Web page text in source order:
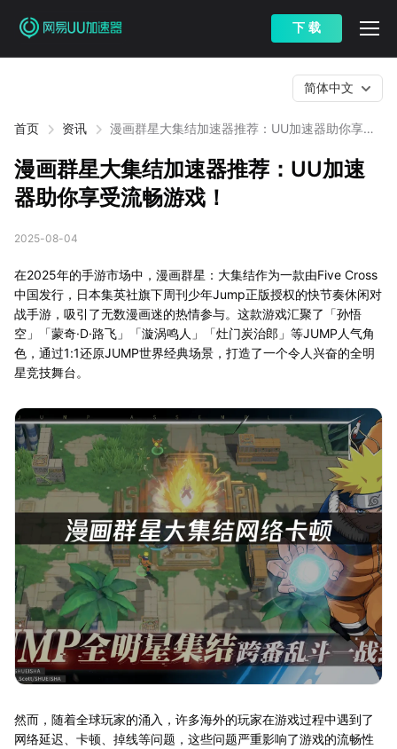
下 载
首页 资讯
漫画群星大集结加速器推荐：UU加速器助你享受
简体中文
漫画群星大集结加速器推荐：UU加速
器助你享受流畅游戏！
2025-08-04
在2025年的手游市场中，漫画群星：大集结作为一款由Five Cross
中国发行，日本集英社旗下周刊少年Jump正版授权的快节奏休闲对
战手游，吸引了无数漫画迷的热情参与。这款游戏汇聚了「孙悟
空」「蒙奇·D·路飞」「漩涡鸣人」「灶门炭治郎」等JUMP人气角
色，通过1:1还原JUMP世界经典场景，打造了一个令人兴奋的全明
星竞技舞台。
然而，随着全球玩家的涌入，许多海外的玩家在游戏过程中遇到了
网络延迟、卡顿、掉线等问题，这些问题严重影响了游戏的流畅性